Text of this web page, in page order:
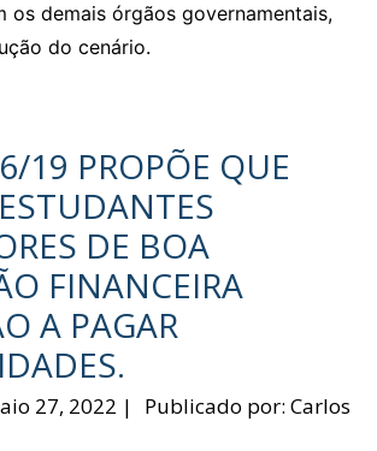
os demais órgãos governamentais,
do cenário.
19 PROPÕE QUE
DE BOA
FINANCEIRA
A PAGAR
27, 2022 | Publicado por:Carlos